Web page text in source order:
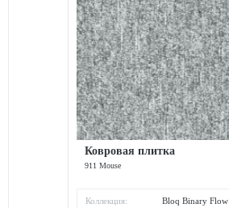
Ковровая плитка
911 Mouse
Коллекция:
Bloq Binary Flow